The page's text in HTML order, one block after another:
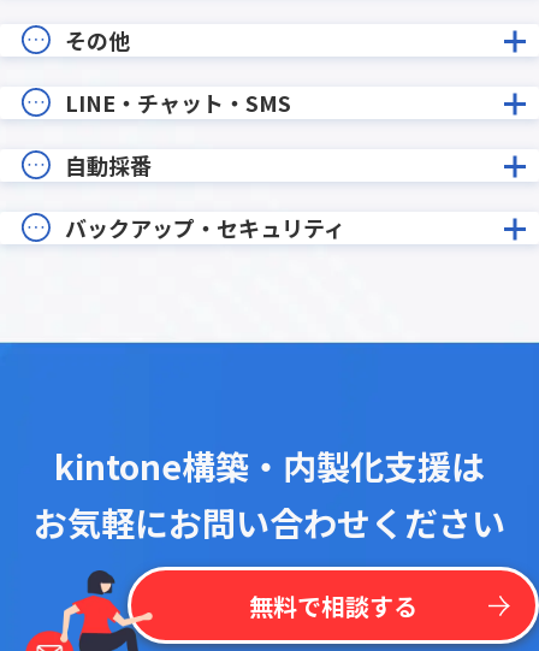
その他
LINE・チャット・SMS
自動採番
バックアップ・セキュリティ
kintone構築・内製化支援は
お気軽にお問い合わせください
無料で相談する